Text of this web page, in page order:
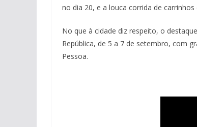
no dia 20, e a louca corrida de
No que à cidade diz respeito, o
República, de 5 a 7 de setembro, com
Pessoa.